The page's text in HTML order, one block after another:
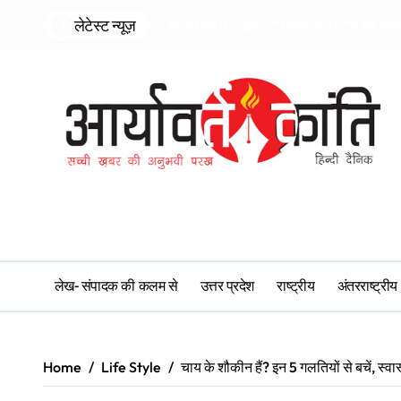
लेटेस्ट न्यूज़
लेख- संपादक की कलम से उत्तर प्रदेश राष्ट्रीय अंतरराष्ट्रीय
Home Life Style चाय के शौकीन हैं? इन 5 गलतियों से बचें,